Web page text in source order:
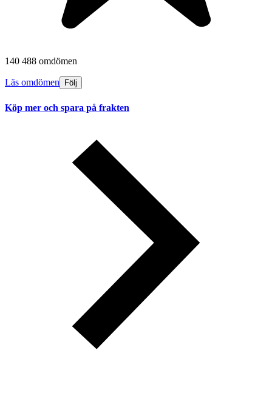
140 488 omdömen
Läs omdömen Följ
Köp mer och spara på frakten